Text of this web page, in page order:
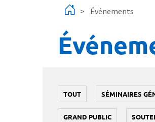
Événements
TOUT SÉMINAIRES
GRAND PUBLIC